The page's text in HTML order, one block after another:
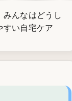
みんなはどうし
すい自宅ケア